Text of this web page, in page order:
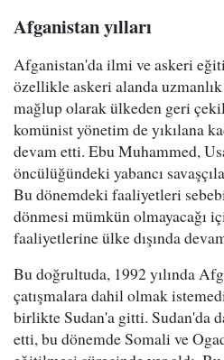
Afganistan yılları
Afganistan'da ilmi ve askeri
özellikle askeri alanda
mağlup olarak ülkeden geri
komünist yönetim de yıkılana
devam etti. Ebu Muhammed,
öncülüğündeki yabancı
Bu dönemdeki faaliyetleri
dönmesi mümkün olmayacağı
faaliyetlerine ülke dışında
Bu doğrultuda, 1992 yılında
çatışmalara dahil olmak
birlikte Sudan'a gitti. Sudan'da
etti, bu dönemde Somali ve